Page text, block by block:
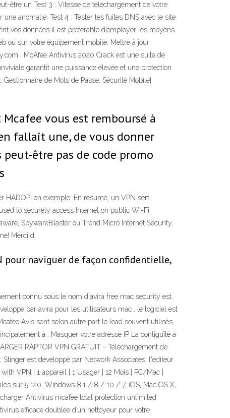
être un Test 3 : Vitesse de téléchargement de votre
anomalie. Test 4 : Tester les fuites DNS avec le site
vos données il est préférable d’employer les moyens
ou sur votre équipement mobile. Mettre à jour
. McAfee Antivirus 2020 Crack est une suite de
garantit une puissance élevée et une protection
de Mots de Passe, Sécurité Mobile|
vous est remboursé à
fallait une, de vous donner
être pas de code promo
HADOPI en exemple. En résumé, un VPN sert
to securely access Internet on public Wi-Fi
SpywareBlaster ou Trend Micro Internet Security.
Merci d
pour naviguer de façon confidentielle,
connu sous le nom d'avira free mac security est
par avira pour les utilisateurs mac , le logiciel est
Avis sont selon autre part le lead souvent utilisés
à : Masquer votre adresse IP La contiguïté à
RAPTOR VPN GRATUIT - Téléchargement de
est développé par Network Associates, l'éditeur
VPN | 1 appareil | 1 Usager | 12 Mois | PC/Mac |
sur 5 120. Windows 8.1 / 8 / 10 / 7, iOS, Mac OS X,
Antivirus mcafee total protection unlimited
efficace doublée d’un nettoyeur pour votre